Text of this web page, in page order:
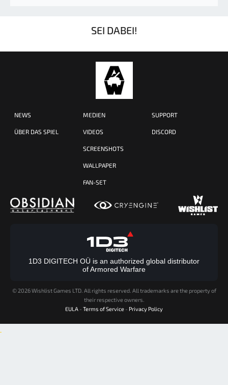
SEI DABEI!
NEWS
ÜBER DAS SPIEL
MEDIEN
VIDEOS
SCREENSHOTS
WALLPAPER
FAN-SET
SUPPORT
DISCORD
1D3 DIGITECH OÜ is an authorized global distributor
of Armored Warfare
© 2026 Wishlist Games LTD. All rights reserved. All trademarks are the property of
their respective owners.
EULA - Terms of Service - Privacy Policy